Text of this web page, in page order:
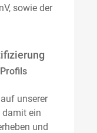
sowie der
unserer
damit ein
und